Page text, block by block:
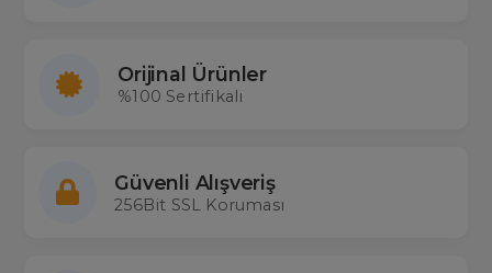
Orijinal Ürünler
%100 Sertifikalı
Güvenli Alışveriş
256Bit SSL Koruması